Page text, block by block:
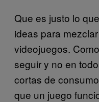
Que es justo lo
ideas para
videojuegos.
seguir y no en
cortas de
que un juego